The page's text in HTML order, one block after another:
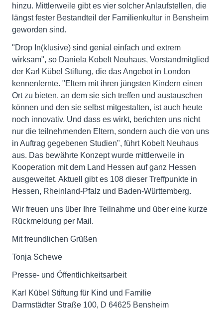
hinzu. Mittlerweile gibt es vier solcher Anlaufstellen, die
längst fester Bestandteil der Familienkultur in Bensheim
geworden sind.
"Drop In(klusive) sind genial einfach und extrem
wirksam", so Daniela Kobelt Neuhaus, Vorstandmitglied
der Karl Kübel Stiftung, die das Angebot in London
kennenlernte. "Eltern mit ihren jüngsten Kindern einen
Ort zu bieten, an dem sie sich treffen und austauschen
können und den sie selbst mitgestalten, ist auch heute
noch innovativ. Und dass es wirkt, berichten uns nicht
nur die teilnehmenden Eltern, sondern auch die von uns
in Auftrag gegebenen Studien", führt Kobelt Neuhaus
aus. Das bewährte Konzept wurde mittlerweile in
Kooperation mit dem Land Hessen auf ganz Hessen
ausgeweitet. Aktuell gibt es 108 dieser Treffpunkte in
Hessen, Rheinland-Pfalz und Baden-Württemberg.
Wir freuen uns über Ihre Teilnahme und über eine kurze
Rückmeldung per Mail.
Mit freundlichen Grüßen
Tonja Schewe
Presse- und Öffentlichkeitsarbeit
Karl Kübel Stiftung für Kind und Familie
Darmstädter Straße 100, D 64625 Bensheim